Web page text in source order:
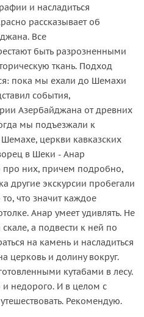
и насладиться
рассказывает об
Все
быть разрозненными
ткань. Подход
пока мы ехали до Шемахи
события,
Азербайджана от древних
мы подъезжали к
церкви кавказских
в Шеки - Анар
про них, причем подробно,
другие экскурсии пробегали
что значит каждое
Анар умеет удивлять. Не
а подвести к ней по
на камень и насладиться
церковь и долину вокруг.
кутабами в лесу.
и недорого. И в целом с
Рекомендую.